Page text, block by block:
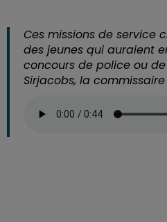
Ces missions de service
des jeunes qui auraient
concours de police ou
Sirjacobs, la